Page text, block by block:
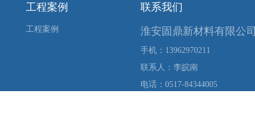
工程案例
工程案例
联系我们
淮安固鼎新材料有限公司
手机：13962970211
联系人：李皖南
电话：0517-84344005